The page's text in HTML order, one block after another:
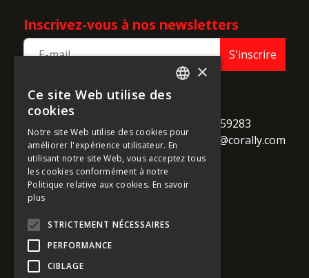
Inscrivez-vous à nos newsletters
S'inscrire
TEAM CORALLY
B-2250 Olen
Belgium
call +32 14 259283
alternate_email support@corally.com
×
Ce site Web utilise des
cookies
Notre site Web utilise des cookies pour
améliorer l'expérience utilisateur. En
utilisant notre site Web, vous acceptez tous
les cookies conformément à notre
Politique relative aux cookies. En savoir
plus
STRICTEMENT NÉCESSAIRES
PERFORMANCE
CIBLAGE